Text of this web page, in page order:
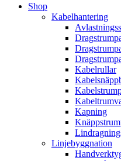
Shop
Kabelhantering
Kabelrullar
Kapning
Linjebyggnation